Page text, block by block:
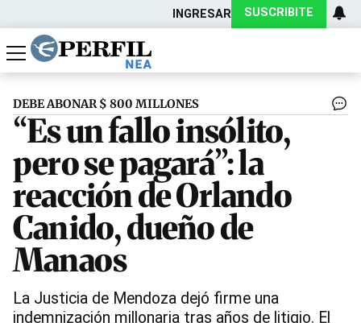
INGRESAR SUSCRIBITE
Política
Economía
Actualidad
DEBE ABONAR $ 800 MILLONES
“Es un fallo insólito,
pero se pagará”: la
reacción de Orlando
Canido, dueño de
Manaos
La Justicia de Mendoza dejó firme una
indemnización millonaria tras años de litigio. El